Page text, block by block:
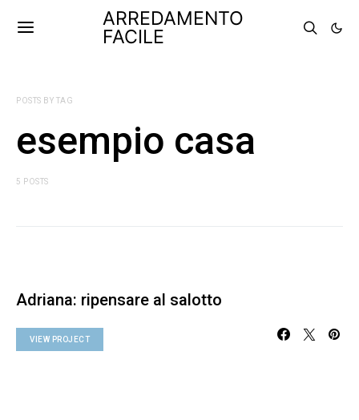
ARREDAMENTO
FACILE
POSTS BY TAG
esempio casa
5 POSTS
Adriana: ripensare al salotto
VIEW PROJECT